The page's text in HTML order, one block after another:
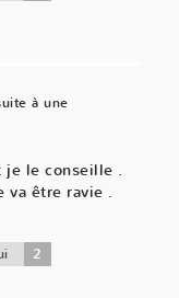
à une
je le conseille .
va être ravie .
2